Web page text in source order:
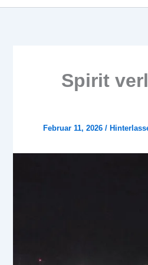
Spirit
Februar 11, 2026 /